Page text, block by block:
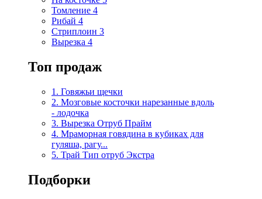
Томление 4
Рибай 4
Стриплоин 3
Вырезка 4
Топ продаж
1. Говяжьи щечки
2. Мозговые косточки нарезанные вдоль
- лодочка
3. Вырезка Отруб Прайм
4. Мраморная говядина в кубиках для
гуляша, рагу...
5. Трай Тип отруб Экстра
Подборки